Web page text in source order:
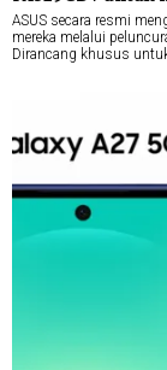
ASUS secara resmi
mereka melalui
Dirancang khusus